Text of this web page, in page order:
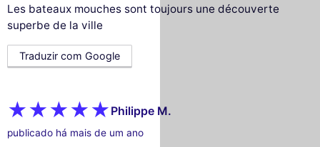
Les bateaux mouches sont toujours une découverte
superbe de la ville
Traduzir com Google
Philippe M.
publicado há mais de um ano